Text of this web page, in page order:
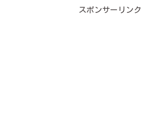
スポンサーリンク